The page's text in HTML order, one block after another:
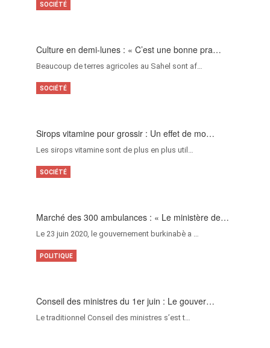
Culture en demi-lunes : « C’est une bonne pra…
Beaucoup de terres agricoles au Sahel sont af…
SOCIÉTÉ
Sirops vitamine pour grossir : Un effet de mo…
Les sirops vitamine sont de plus en plus util…
SOCIÉTÉ
Marché des 300 ambulances : « Le ministère de…
Le 23 juin 2020, le gouvernement burkinabè a …
SOCIÉTÉ
Conseil des ministres du 1er juin : Le gouver…
Le traditionnel Conseil des ministres s’est t…
POLITIQUE